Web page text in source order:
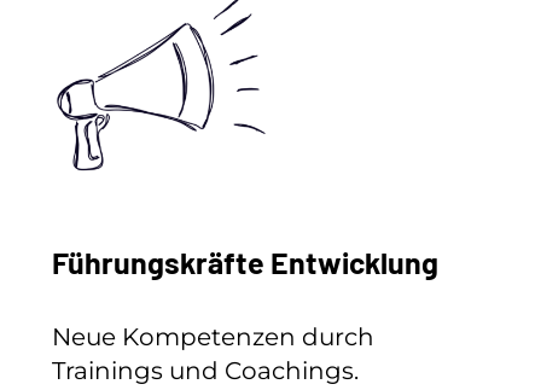
Führungskräfte Entwicklung
Neue Kompetenzen durch
Trainings und Coachings.